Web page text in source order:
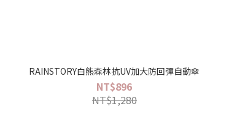
RAINSTORY白熊森林抗UV加大防回彈自動傘
NT$896
NT$1,280